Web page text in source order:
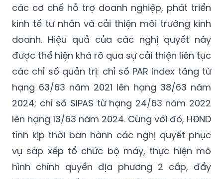
các cơ chế hỗ trợ doanh nghiệp, phát triển
kinh tế tư nhân và cải thiện môi trường kinh
doanh. Hiệu quả của các nghị quyết này
được thể hiện khá rõ qua sự cải thiện liên tục
các chỉ số quản trị: chỉ số PAR Index tăng từ
hạng 63/63 năm 2021 lên hạng 38/63 năm
2024; chỉ số SIPAS từ hạng 24/63 năm 2022
lên hạng 13/63 năm 2024. Cùng với đó, HĐND
tỉnh kịp thời ban hành các nghị quyết phục
vụ sắp xếp tổ chức bộ máy, thực hiện mô
hình chính quyền địa phương 2 cấp, đẩy